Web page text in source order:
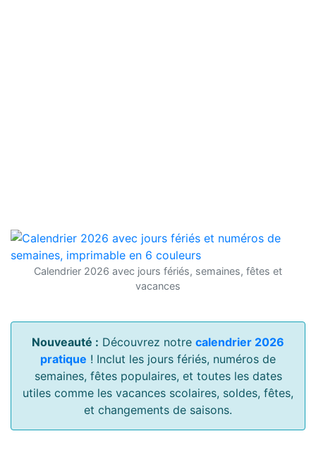
Calendrier 2026 avec jours fériés, semaines, fêtes et
vacances
Nouveauté : Découvrez notre calendrier 2026
pratique ! Inclut les jours fériés, numéros de
semaines, fêtes populaires, et toutes les dates
utiles comme les vacances scolaires, soldes, fêtes,
et changements de saisons.